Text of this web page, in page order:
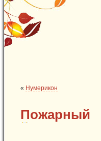
« Нумерикон
Пожарный